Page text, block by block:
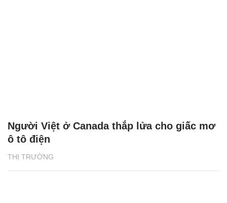
THỊ TRƯỜNG
Người Việt ở Canada thắp lửa cho giấc mơ
ô tô điện